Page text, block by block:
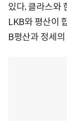
있다. 클라스와
LKB와 평산이
B평산과 정세